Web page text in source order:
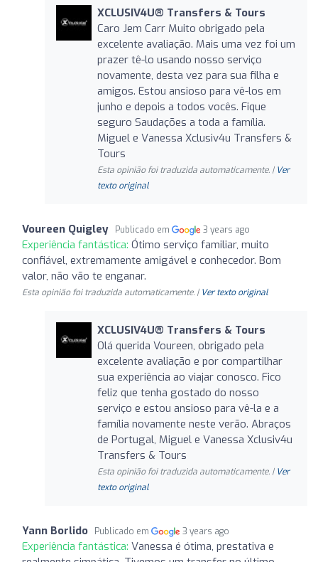
XCLUSIV4U®️ Transfers & Tours
Caro Jem Carr Muito obrigado pela
excelente avaliação. Mais uma vez foi um
prazer tê-lo usando nosso serviço
novamente, desta vez para sua filha e
amigos. Estou ansioso para vê-los em
junho e depois a todos vocês. Fique
seguro Saudações a toda a família.
Miguel e Vanessa Xclusiv4u Transfers &
Tours
Esta opinião foi traduzida automaticamente. | Ver
texto original
Voureen Quigley Publicado em 3 years ago
Experiência fantástica: Ótimo serviço familiar, muito
confiável, extremamente amigável e conhecedor. Bom
valor, não vão te enganar.
Esta opinião foi traduzida automaticamente. | Ver texto original
XCLUSIV4U®️ Transfers & Tours
Olá querida Voureen, obrigado pela
excelente avaliação e por compartilhar
sua experiência ao viajar conosco. Fico
feliz que tenha gostado do nosso
serviço e estou ansioso para vê-la e a
família novamente neste verão. Abraços
de Portugal, Miguel e Vanessa Xclusiv4u
Transfers & Tours
Esta opinião foi traduzida automaticamente. | Ver
texto original
Yann Borlido Publicado em 3 years ago
Experiência fantástica: Vanessa é ótima, prestativa e